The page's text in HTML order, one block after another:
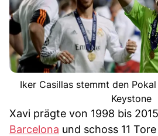
Iker Casillas stemmt den
Keystone
Xavi prägte von 1998 bis
Barcelona und schoss 11